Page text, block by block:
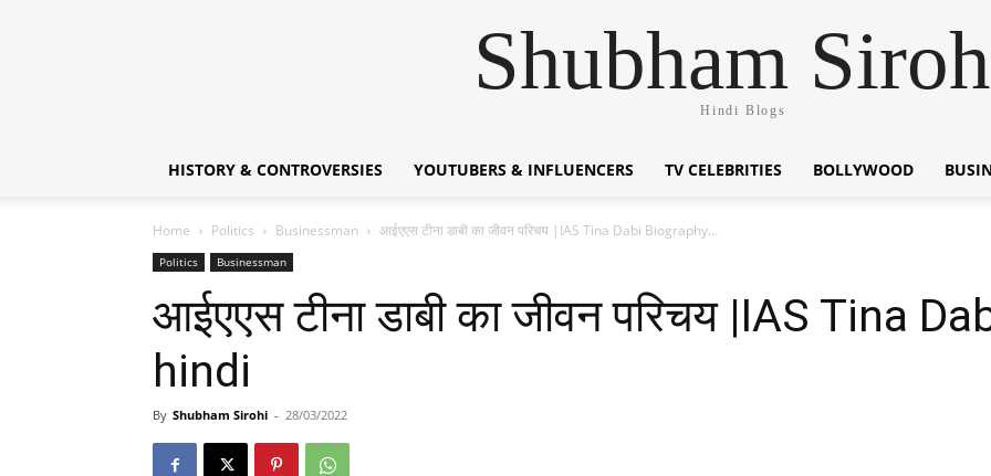
Shubham
Hindi Blogs
HISTORY & CONTROVERSIES YOUTUBERS & INFLUENCERS TV CELEBRITIES BOLLYWOOD
Home Politics Businessman आईएएस टीना डाबी का जीवन परिचय |IAS Tina Dabi Biography...
Politics Businessman
आईएएस टीना डाबी का जीवन परिचय |IAS Tina
hindi
By Shubham Sirohi - 28/03/2022